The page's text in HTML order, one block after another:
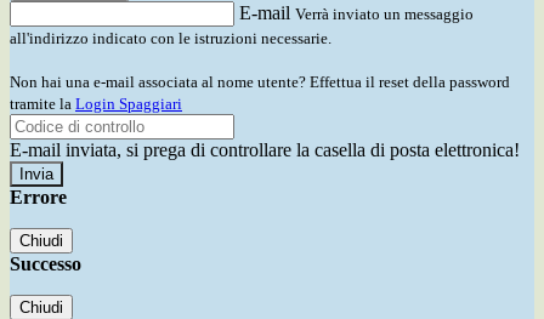
E-mail Verrà inviato un messaggio
all'indirizzo indicato con le istruzioni necessarie.
Non hai una e-mail associata al nome utente? Effettua il reset della password
tramite la Login Spaggiari
E-mail inviata, si prega di controllare la casella di posta elettronica!
Errore
Chiudi
Successo
Chiudi